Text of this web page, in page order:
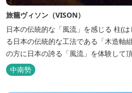
旅籠ヴィソン（VISON）
日本の伝統的な「風流」を感じる 柱(はしら)と梁(はり)の軸組によ
る日本の伝統的な工法である「木造軸
の方に日本の誇る「風流」を体験して
ィテールにこだわりました。4棟から成
するテナントプロデュースにより洗練
しみいただけ...
中南勢